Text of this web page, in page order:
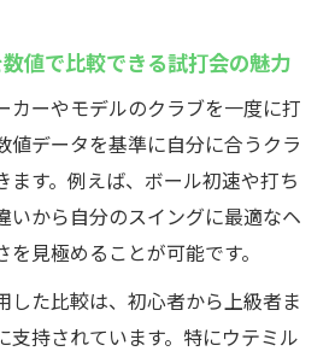
値で比較できる試打会の魅力
カーやモデルのクラブを一度に打
値データを基準に自分に合うクラ
ます。例えば、ボール初速や打ち
いから自分のスイングに最適なヘ
見極めることが可能です。
した比較は、初心者から上級者ま
支持されています。特にウテミル